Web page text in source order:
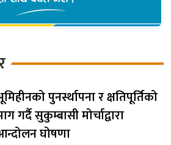
पुनर्स्थापना र क्षतिपूर्तिको
गर्दै सुकुम्बासी मोर्चाद्वारा
घोषणा